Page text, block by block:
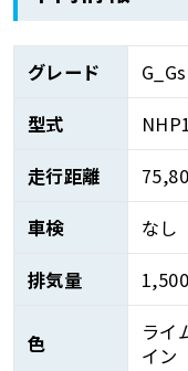
グレード
G_Gs
型式
走行距離
車検
なし
排気量
色
ライ
イン